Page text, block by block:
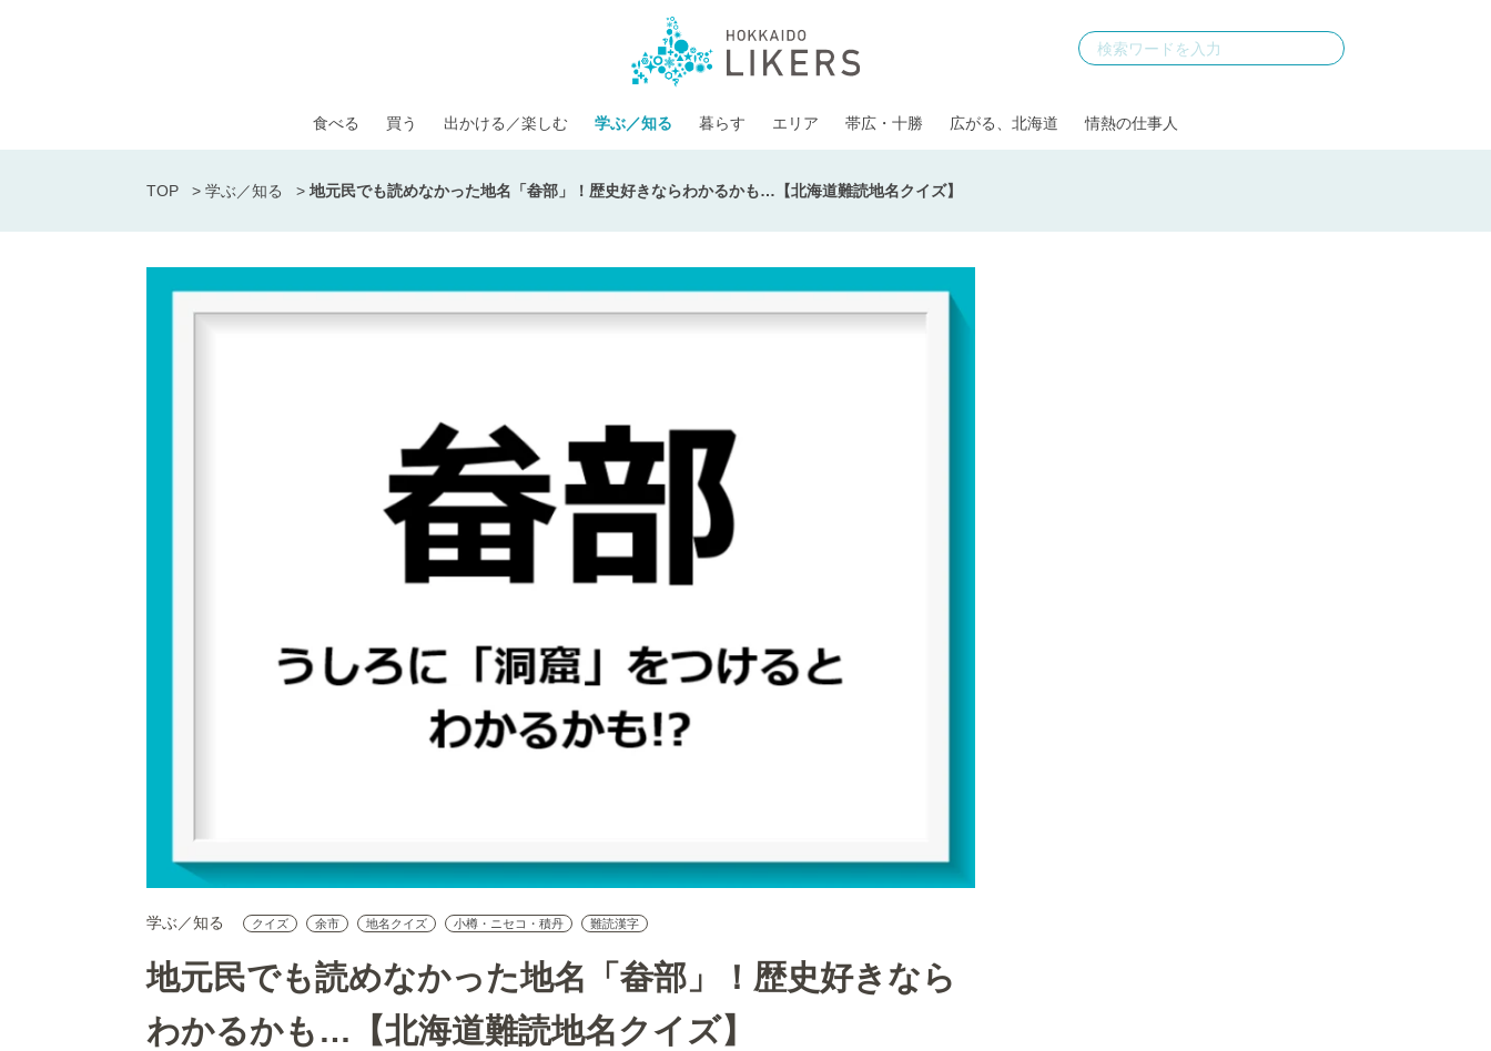
食べる 買う 出かける／楽しむ 学ぶ／知る 暮らす エリア 帯広・十勝 広がる、北海道 情熱の仕事人
TOP > 学ぶ／知る > 地元民でも読めなかった地名「畚部」！歴史好きならわかるかも…【北海道難読地名クイズ】
学ぶ／知る クイズ 余市 地名クイズ 小樽・ニセコ・積丹 難読漢字
地元民でも読めなかった地名「畚部」！歴史好きなら
わかるかも…【北海道難読地名クイズ】